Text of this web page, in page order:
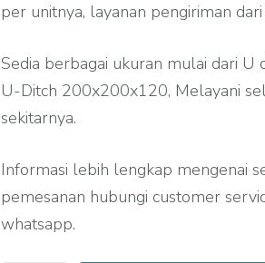
per unitnya, layanan pengiriman
Sedia berbagai ukuran mulai dari
U-Ditch 200x200x120, Melayani
sekitarnya.
Informasi lebih lengkap mengenai
pemesanan hubungi customer
whatsapp.